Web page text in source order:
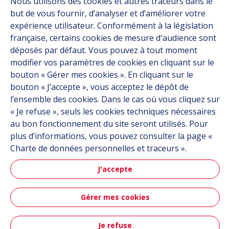
Carrière
Contact
Suivez-nous
Linkedin
Instagram
Tous les sites Hutchinson
Groupe Hutchinson
Automobile
Accessibilité : partiellement conforme
but de vous fournir, d’analyser et d’améliorer votre
expérience utilisateur. Conformément à la législation
française, certains cookies de mesure d'audience sont
déposés par défaut. Vous pouvez à tout moment
modifier vos paramètres de cookies en cliquant sur le
bouton « Gérer mes cookies ». En cliquant sur le
bouton « J’accepte », vous acceptez le dépôt de
l’ensemble des cookies. Dans le cas où vous cliquez sur
« Je refuse », seuls les cookies techniques nécessaires
au bon fonctionnement du site seront utilisés. Pour
plus d’informations, vous pouvez consulter la page «
Charte de données personnelles et traceurs ».
J'accepte
Gérer mes cookies
Je refuse